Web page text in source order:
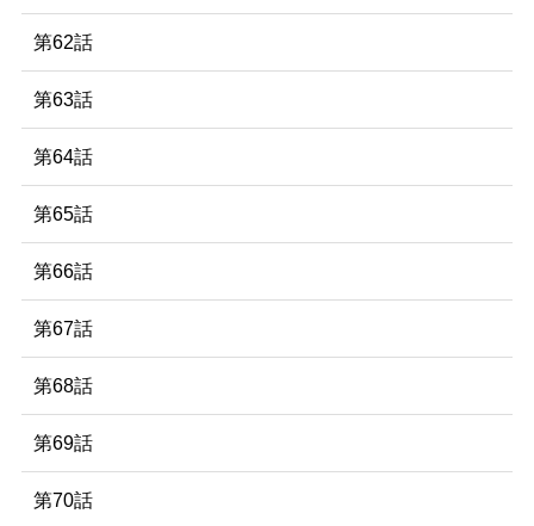
第62話
第63話
第64話
第65話
第66話
第67話
第68話
第69話
第70話